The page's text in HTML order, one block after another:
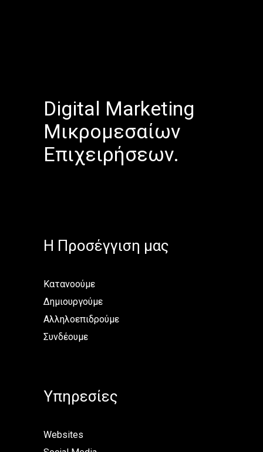
Digital Marketing
Μικρομεσαίων
Επιχειρήσεων.
H Προσέγγιση μας
Κατανοούμε
Δημιουργούμε
Αλληλοεπιδρούμε
Συνδέουμε
Υπηρεσίες
Websites